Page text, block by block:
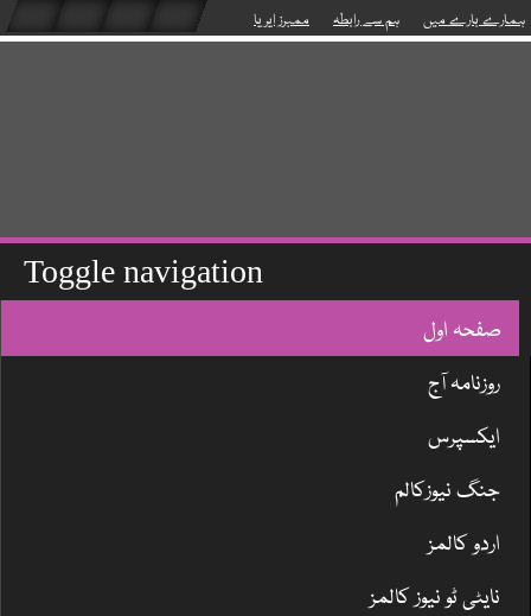
ہمارے بارے میں ہم سے رابطہ ممبرز ایریا
Toggle navigation
صفحہ اول
روزنامہ آج
ایکسپرس
جنگ نیوزکالم
اردو کالمز
نایٹی ٹو نیوز کالمز